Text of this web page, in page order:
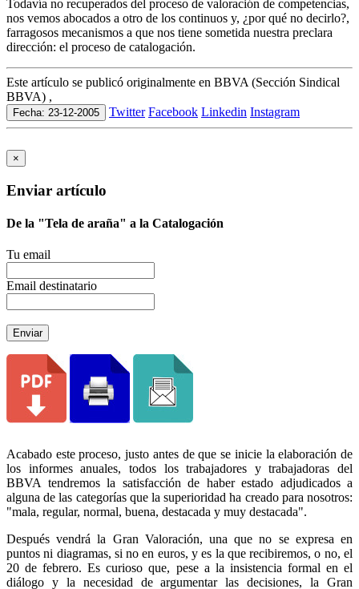
Todavía no recuperados del proceso de valoración de competencias,
nos vemos abocados a otro de los continuos y, ¿por qué no decirlo?,
farragosos mecanismos a que nos tiene sometida nuestra preclara
dirección: el proceso de catalogación.
Este artículo se publicó originalmente en BBVA (Sección Sindical
BBVA) ,
Fecha: 23-12-2005 Twitter Facebook Linkedin Instagram
×
Enviar artículo
De la "Tela de araña" a la Catalogación
Tu email
Email destinatario
Enviar
Acabado este proceso, justo antes de que se inicie la elaboración de
los informes anuales, todos los trabajadores y trabajadoras del
BBVA tendremos la satisfacción de haber estado adjudicados a
alguna de las categorías que la superioridad ha creado para nosotros:
"mala, regular, normal, buena, destacada y muy destacada".
Después vendrá la Gran Valoración, una que no se expresa en
puntos ni diagramas, si no en euros, y es la que recibiremos, o no, el
20 de febrero. Es curioso que, pese a la insistencia formal en el
diálogo y la necesidad de argumentar las decisiones, la Gran